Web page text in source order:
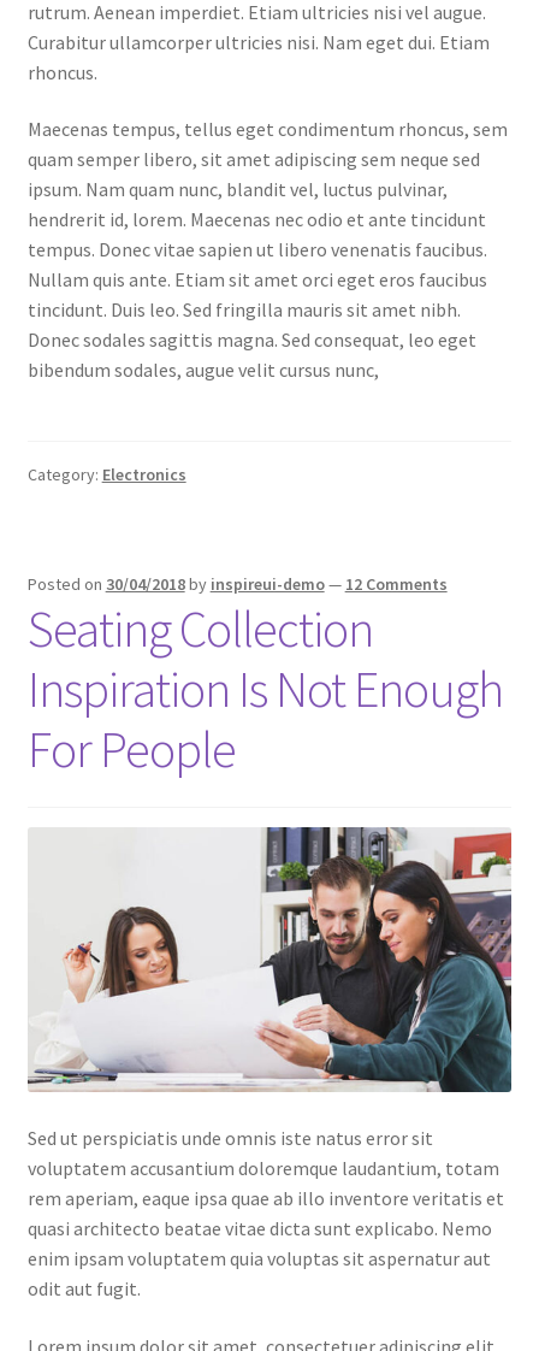
rutrum. Aenean imperdiet. Etiam ultricies nisi vel augue.
Curabitur ullamcorper ultricies nisi. Nam eget dui. Etiam
rhoncus.
Maecenas tempus, tellus eget condimentum rhoncus, sem
quam semper libero, sit amet adipiscing sem neque sed
ipsum. Nam quam nunc, blandit vel, luctus pulvinar,
hendrerit id, lorem. Maecenas nec odio et ante tincidunt
tempus. Donec vitae sapien ut libero venenatis faucibus.
Nullam quis ante. Etiam sit amet orci eget eros faucibus
tincidunt. Duis leo. Sed fringilla mauris sit amet nibh.
Donec sodales sagittis magna. Sed consequat, leo eget
bibendum sodales, augue velit cursus nunc,
Category: Electronics
Posted on 30/04/2018by inspireui-demo— 12 Comments
Seating Collection
Inspiration Is Not Enough
For People
Sed ut perspiciatis unde omnis iste natus error sit
voluptatem accusantium doloremque laudantium, totam
rem aperiam, eaque ipsa quae ab illo inventore veritatis et
quasi architecto beatae vitae dicta sunt explicabo. Nemo
enim ipsam voluptatem quia voluptas sit aspernatur aut
odit aut fugit.
Lorem ipsum dolor sit amet, consectetuer adipiscing elit.